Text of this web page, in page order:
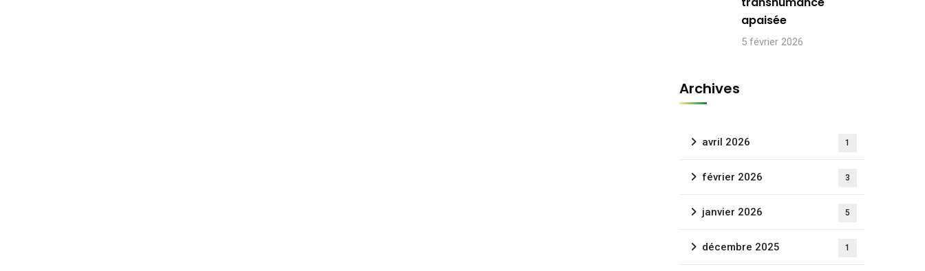
apaisée
5 février 2026
Archives
avril 2026 1
février 2026 3
janvier 2026 5
décembre 2025 1